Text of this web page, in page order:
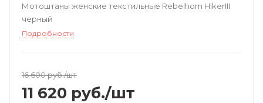
Мотоштаны женские текстильные Rebelhorn HikerIII
черный
Подробности
16 600руб./шт
11 620 руб./шт